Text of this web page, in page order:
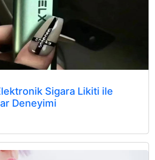
Sigara Likiti ile
Deneyimi